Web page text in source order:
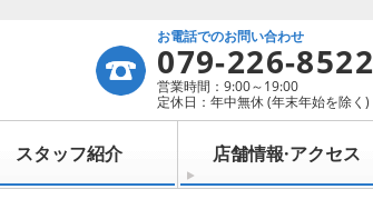
お電話でのお問い合わせ
079-226-8522
営業時間：9:00～19:00
定休日：年中無休 (年末年始を除く)
スタッフ紹介 店舗情報·アクセス